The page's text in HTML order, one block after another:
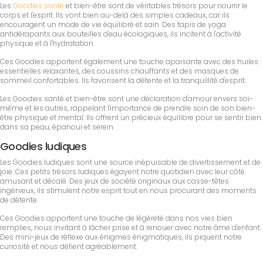
Les Goodies santé et bien-être sont de véritables trésors pour nourrir le
corps et l'esprit. Ils vont bien au-delà des simples cadeaux, car ils
encouragent un mode de vie équilibré et sain. Des tapis de yoga
antidérapants aux bouteilles d'eau écologiques, ils incitent à l'activité
physique et à l'hydratation.
Ces Goodies apportent également une touche apaisante avec des huiles
essentielles relaxantes, des coussins chauffants et des masques de
sommeil confortables. Ils favorisent la détente et la tranquillité d'esprit.
Les Goodies santé et bien-être sont une déclaration d'amour envers soi-
même et les autres, rappelant l'importance de prendre soin de son bien-
être physique et mental. Ils offrent un précieux équilibre pour se sentir bien
dans sa peau, épanoui et serein.
Goodies ludiques
Les Goodies ludiques sont une source inépuisable de divertissement et de
joie. Ces petits trésors ludiques égayent notre quotidien avec leur côté
amusant et décalé. Des jeux de société originaux aux casse-têtes
ingénieux, ils stimulent notre esprit tout en nous procurant des moments
de détente.
Ces Goodies apportent une touche de légèreté dans nos vies bien
remplies, nous invitant à lâcher prise et à renouer avec notre âme d'enfant.
Des mini-jeux de réflexe aux énigmes énigmatiques, ils piquent notre
curiosité et nous défient agréablement.